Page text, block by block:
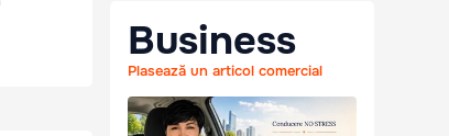
Business
Plasează un articol comercial